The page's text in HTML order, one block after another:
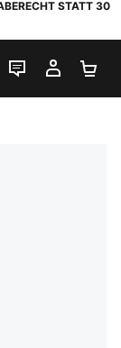
STATT 30
LIVE-CHAT
MEIN